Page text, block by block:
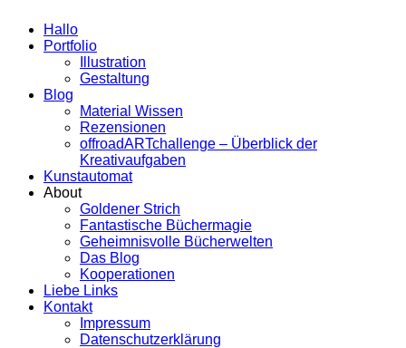
Hallo
Portfolio
Illustration
Gestaltung
Blog
Material Wissen
Rezensionen
offroadARTchallenge – Überblick der
Kreativaufgaben
Kunstautomat
About
Goldener Strich
Fantastische Büchermagie
Geheimnisvolle Bücherwelten
Das Blog
Kooperationen
Liebe Links
Kontakt
Impressum
Datenschutzerklärung